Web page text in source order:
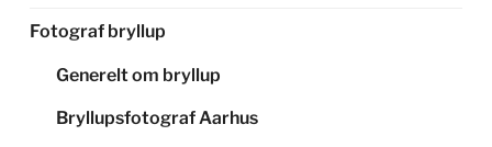
Fotograf bryllup
Generelt om bryllup
Bryllupsfotograf Aarhus